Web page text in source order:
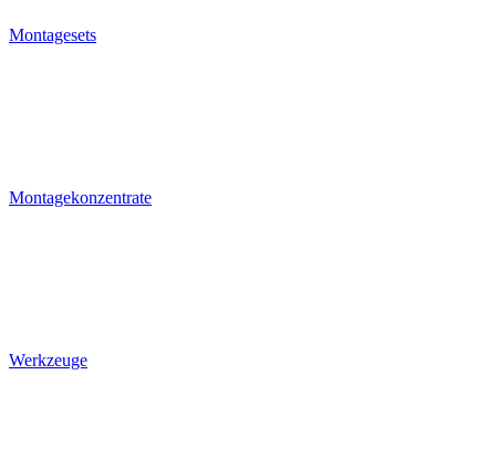
Montagesets
Montagekonzentrate
Werkzeuge